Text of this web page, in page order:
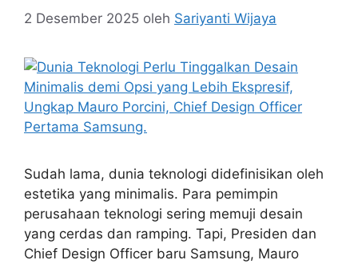
2 Desember 2025 oleh Sariyanti Wijaya
Sudah lama, dunia teknologi didefinisikan oleh
estetika yang minimalis. Para pemimpin
perusahaan teknologi sering memuji desain
yang cerdas dan ramping. Tapi, Presiden dan
Chief Design Officer baru Samsung, Mauro